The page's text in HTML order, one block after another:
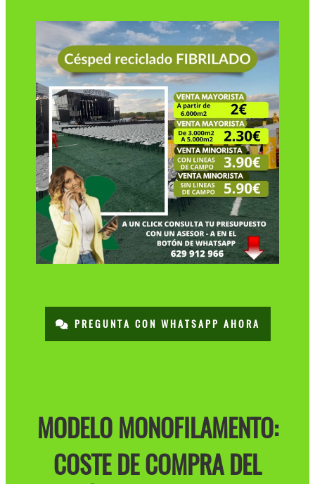
PREGUNTA CON WHATSAPP AHORA
MODELO MONOFILAMENTO:
COSTE DE COMPRA DEL